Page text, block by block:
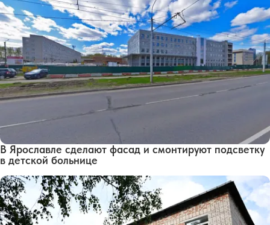
В Ярославле сделают фасад и смонтируют подсветку
в детской больнице